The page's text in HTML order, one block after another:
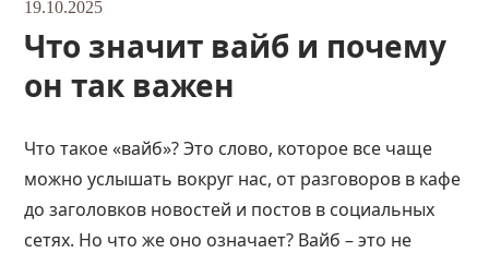
19.10.2025
Что значит вайб и почему
он так важен
Что такое «вайб»? Это слово, которое все чаще
можно услышать вокруг нас, от разговоров в кафе
до заголовков новостей и постов в социальных
сетях. Но что же оно означает? Вайб – это не